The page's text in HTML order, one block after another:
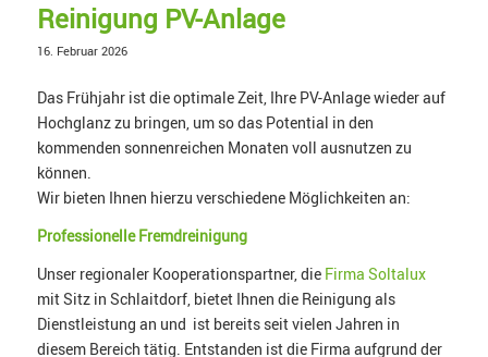
Reinigung PV-Anlage
16. Februar 2026
Das Frühjahr ist die optimale Zeit, Ihre PV-Anlage wieder auf
Hochglanz zu bringen, um so das Potential in den
kommenden sonnenreichen Monaten voll ausnutzen zu
können.
Wir bieten Ihnen hierzu verschiedene Möglichkeiten an:
Professionelle Fremdreinigung
Unser regionaler Kooperationspartner, die Firma Soltalux
mit Sitz in Schlaitdorf, bietet Ihnen die Reinigung als
Dienstleistung an und ist bereits seit vielen Jahren in
diesem Bereich tätig. Entstanden ist die Firma aufgrund der